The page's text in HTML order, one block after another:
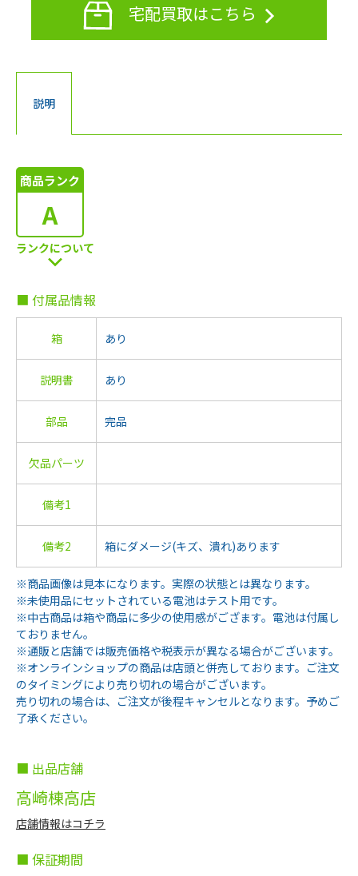
宅配買取はこちら
説明
商品ランク
A
ランクについて
■ 付属品情報
箱 あり
説明書 あり
部品 完品
欠品パーツ
備考1
備考2 箱にダメージ(キズ、潰れ)あります
※商品画像は見本になります。実際の状態とは異なります。
※未使用品にセットされている電池はテスト用です。
※中古商品は箱や商品に多少の使用感がござます。電池は付属し
ておりません。
※通販と店舗では販売価格や税表示が異なる場合がございます。
※オンラインショップの商品は店頭と併売しております。ご注文
のタイミングにより売り切れの場合がございます。
売り切れの場合は、ご注文が後程キャンセルとなります。予めご
了承ください。
■ 出品店舗
高崎棟高店
店舗情報はコチラ
■ 保証期間